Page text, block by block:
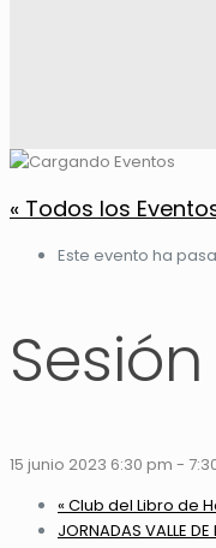
« Todos los
Este evento ha
15 junio 2023 6:30 pm -
« Club del Libro de
JORNADAS VALLE